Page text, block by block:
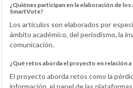
¿Quiénes participan en la elaboración de
SmartVote?
Los artículos son elaborados por
ámbito académico, del periodismo, la
comunicación.
¿Qué retos aborda el proyecto en relación
El proyecto aborda retos como la
información, el papel de las